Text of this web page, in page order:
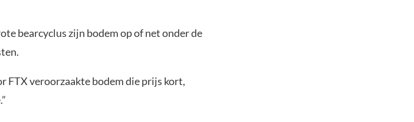
bearcyclus zijn bodem op of net onder de
FTX veroorzaakte bodem die prijs kort,